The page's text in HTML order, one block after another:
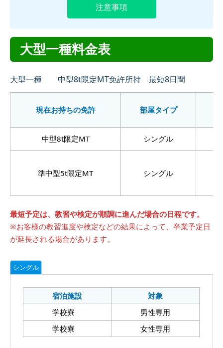
特殊車両
大型二種
普通二種
注意事項
大型一種料金表
大型一種 中型8t限定MT免許所持 最短8日間
現在お持ちの免許 部屋タイプ
中型8t限定MT シングル
準中型5t限定MT シングル
最短予定は、教習や検定が順調に進んだ場合の日程です。
※お客様の教習進度や検定などの結果によって、卒業予定日
が延長される場合があります。
シングル
宿泊施設
対象
学校寮
男性専用
学校寮
女性専用